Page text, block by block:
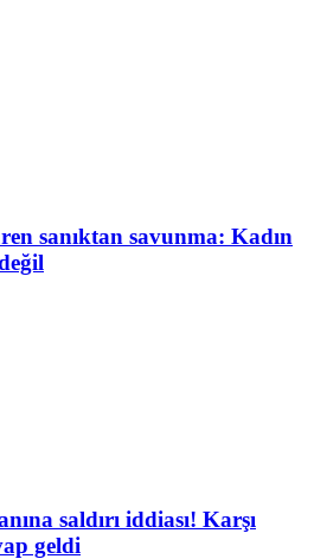
sanıktan savunma: Kadın
saldırı iddiası! Karşı
geldi